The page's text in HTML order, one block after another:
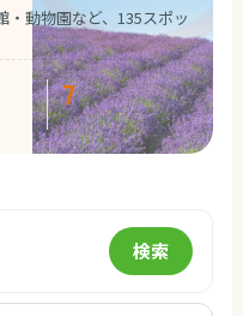
動物園など、135スポッ
7
ジャンル
検索